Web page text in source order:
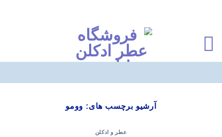
آرشیو برچسب های: وومو
عطر و ادکلن